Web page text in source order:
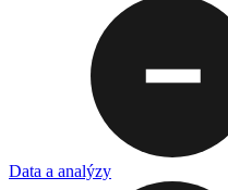
Data a analýzy